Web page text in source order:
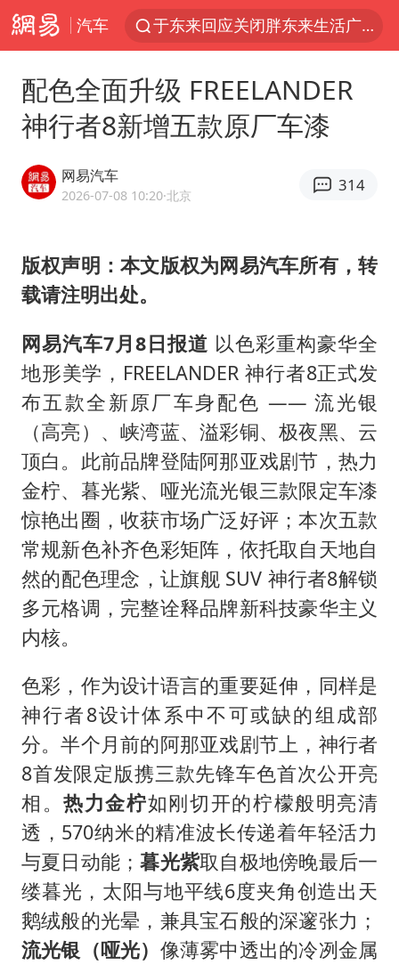
汽车
于东来回应关闭胖东来生活广场店
中国籍豪华游艇富商之子在泰国被杀
浙江省委书记王浩再调度：该停下的坚决停下来，让社会面静下来
以军士兵把枪口对准中国记者
国足U17与阿森纳决赛取消 并列冠军
上门女婿出轨女邻居多年被判重婚罪
《龙餐馆》 冲奖
笔试第一被劝弃考涉事副校长被撤职
构建更高水平的全民健身公共服务体系
香港高温刷新历史纪录
灌溉水坝被隔成鱼塘 村民投诉20余年
韩军前线部队连曝丑闻
奋力开创中国式现代化建设新局面
配色全面升级 FREELANDER
神行者8新增五款原厂车漆
网易汽车
2026-07-08 10:20·北京
314
版权声明：本文版权为网易汽车所有，转
载请注明出处。
网易汽车7月8日报道 以色彩重构豪华全
地形美学，FREELANDER 神行者8正式发
布五款全新原厂车身配色 —— 流光银
（高亮）、峡湾蓝、溢彩铜、极夜黑、云
顶白。此前品牌登陆阿那亚戏剧节，热力
金柠、暮光紫、哑光流光银三款限定车漆
惊艳出圈，收获市场广泛好评；本次五款
常规新色补齐色彩矩阵，依托取自天地自
然的配色理念，让旗舰 SUV 神行者8解锁
多元格调，完整诠释品牌新科技豪华主义
内核。
色彩，作为设计语言的重要延伸，同样是
神行者8设计体系中不可或缺的组成部
分。半个月前的阿那亚戏剧节上，神行者
8首发限定版携三款先锋车色首次公开亮
相。热力金柠如刚切开的柠檬般明亮清
透，570纳米的精准波长传递着年轻活力
与夏日动能；暮光紫取自极地傍晚最后一
缕暮光，太阳与地平线6度夹角创造出天
鹅绒般的光晕，兼具宝石般的深邃张力；
流光银（哑光） 像薄雾中透出的冷冽金属